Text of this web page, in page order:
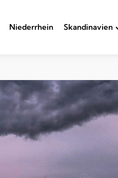
Niederrhein Skandinavien